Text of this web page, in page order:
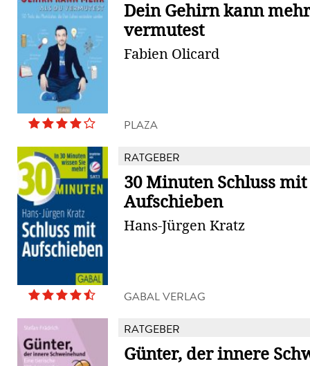
Dein Gehirn kann
vermutest
Fabien Olicard
PLAZA
RATGEBER
30 Minuten Schluss mit
Aufschieben
Hans-Jürgen Kratz
GABAL VERLAG
RATGEBER
Günter, der innere